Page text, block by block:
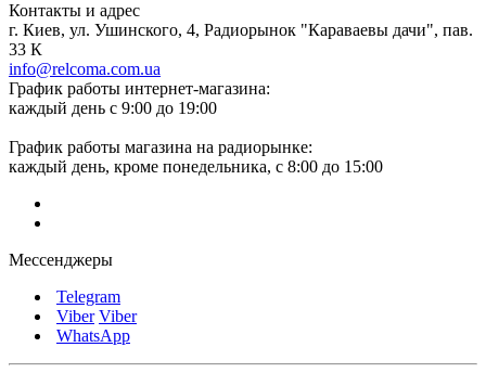
Контакты и адрес
г. Киев, ул. Ушинского, 4, Радиорынок "Караваевы дачи", пав.
33 К
info@relcoma.com.ua
График работы интернет-магазина:
каждый день с 9:00 до 19:00
График работы магазина на радиорынке:
каждый день, кроме понедельника, с 8:00 до 15:00
Мессенджеры
Telegram
Viber Viber
WhatsApp